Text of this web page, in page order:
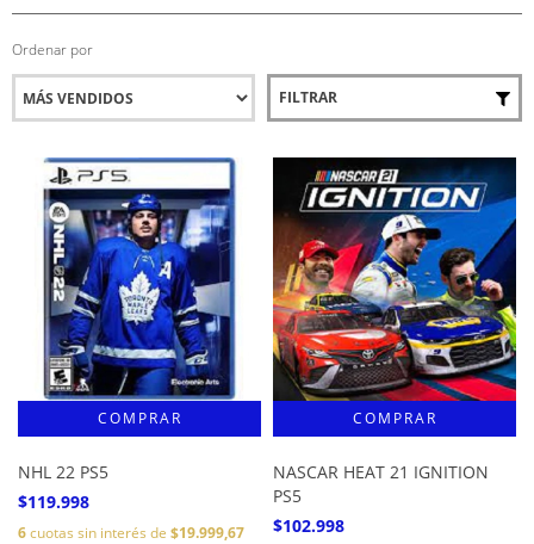
Ordenar por
FILTRAR
NHL 22 PS5
$119.998
6cuotas sin interés de $19.999,67
NASCAR HEAT 21 IGNITION
PS5
$102.998